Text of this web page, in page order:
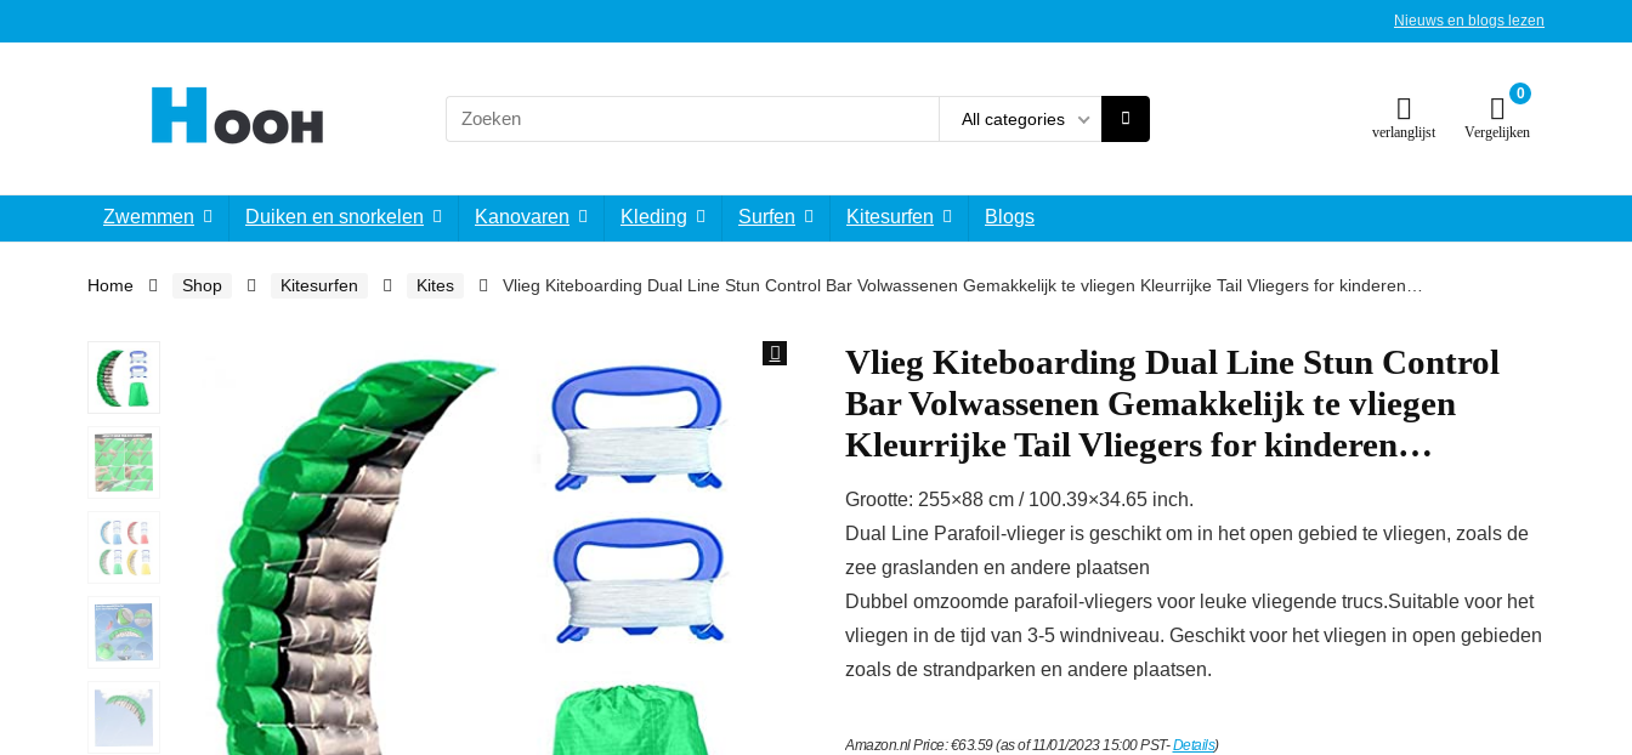
Nieuws en blogs lezen
Search
for:
All categories
verlanglijst
0
Vergelijken
Zwemmen Duiken en snorkelen Kanovaren Kleding Surfen Kitesurfen Blogs
Home Shop Kitesurfen Kites Vlieg Kiteboarding Dual Line Stun Control Bar Volwassenen Gemakkelijk te vliegen Kleurrijke Tail Vliegers for kinderen…
Vlieg Kiteboarding Dual Line Stun Control
Bar Volwassenen Gemakkelijk te vliegen
Kleurrijke Tail Vliegers for kinderen…
Grootte: 255×88 cm / 100.39×34.65 inch.
Dual Line Parafoil-vlieger is geschikt om in het open gebied te vliegen, zoals de
zee graslanden en andere plaatsen
Dubbel omzoomde parafoil-vliegers voor leuke vliegende trucs.Suitable voor het
vliegen in de tijd van 3-5 windniveau. Geschikt voor het vliegen in open gebieden
zoals de strandparken en andere plaatsen.
Amazon.nl Price:€63.59(as of 11/01/2023 15:00 PST-Details)